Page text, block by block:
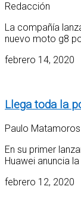
Redacción
La compañía
nuevo moto g8
febrero 14, 2020
Llega toda la
Paulo Matamoros
En su primer
Huawei anuncia la
febrero 12, 2020